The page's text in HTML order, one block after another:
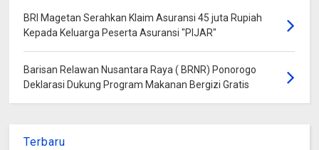
BRI Magetan Serahkan Klaim Asuransi 45 juta Rupiah
Kepada Keluarga Peserta Asuransi "PIJAR"
Barisan Relawan Nusantara Raya ( BRNR) Ponorogo
Deklarasi Dukung Program Makanan Bergizi Gratis
Terbaru